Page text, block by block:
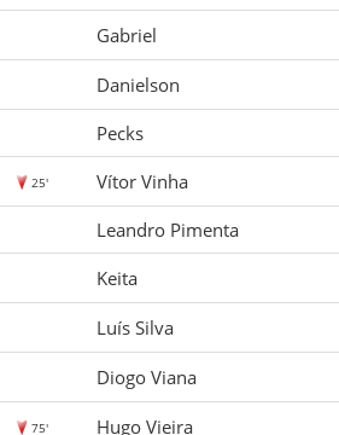
Gabriel
Danielson
Pecks
25'
Vítor Vinha
Leandro Pimenta
Keita
Luís Silva
Diogo Viana
75' Hugo Vieira